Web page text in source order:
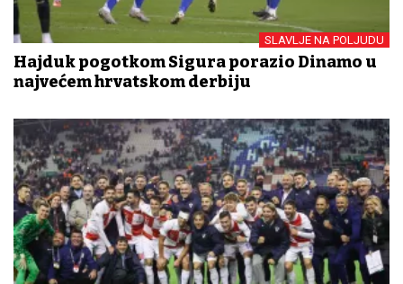
SLAVLJE NA POLJUDU
Hajduk pogotkom Sigura porazio Dinamo u
najvećem hrvatskom derbiju